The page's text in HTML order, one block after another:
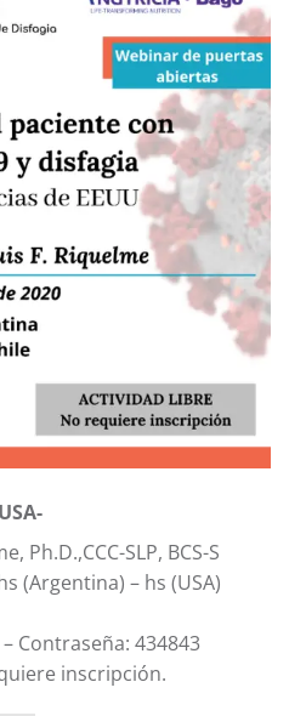
Ph.D.,CCC-SLP, BCS-S
(Argentina) – hs (USA)
– Contraseña: 434843
inscripción.